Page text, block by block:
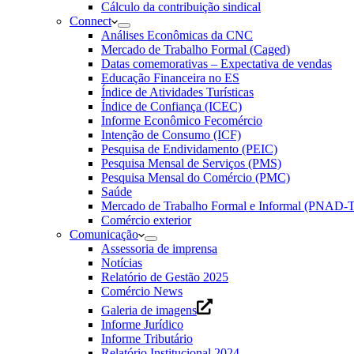
Cálculo da contribuição sindical
Connect
Análises Econômicas da CNC
Mercado de Trabalho Formal (Caged)
Datas comemorativas – Expectativa de vendas
Educação Financeira no ES
Índice de Atividades Turísticas
Índice de Confiança (ICEC)
Informe Econômico Fecomércio
Intenção de Consumo (ICF)
Pesquisa de Endividamento (PEIC)
Pesquisa Mensal de Serviços (PMS)
Pesquisa Mensal do Comércio (PMC)
Saúde
Mercado de Trabalho Formal e Informal (PNAD-
Comércio exterior
Comunicação
Assessoria de imprensa
Notícias
Relatório de Gestão 2025
Comércio News
Galeria de imagens
Informe Jurídico
Informe Tributário